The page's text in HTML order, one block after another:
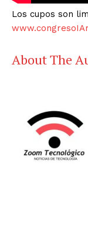
Los cupos son
About The